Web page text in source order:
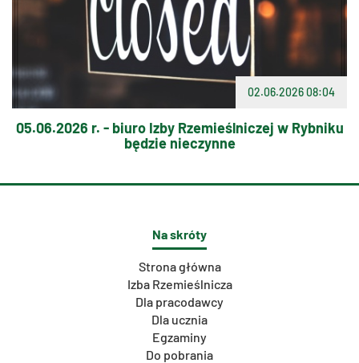
02.06.2026 08:04
05.06.2026 r. - biuro Izby Rzemieślniczej w Rybniku
będzie nieczynne
Na skróty
Strona główna
Izba Rzemieślnicza
Dla pracodawcy
Dla ucznia
Egzaminy
Do pobrania